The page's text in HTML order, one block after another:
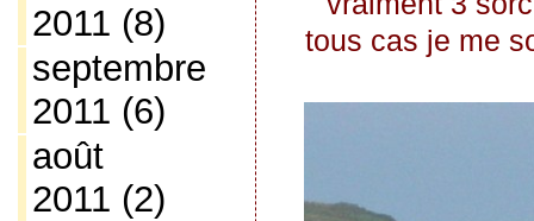
2011 (8)
septembre
2011 (6)
août
2011 (2)
tous cas je me